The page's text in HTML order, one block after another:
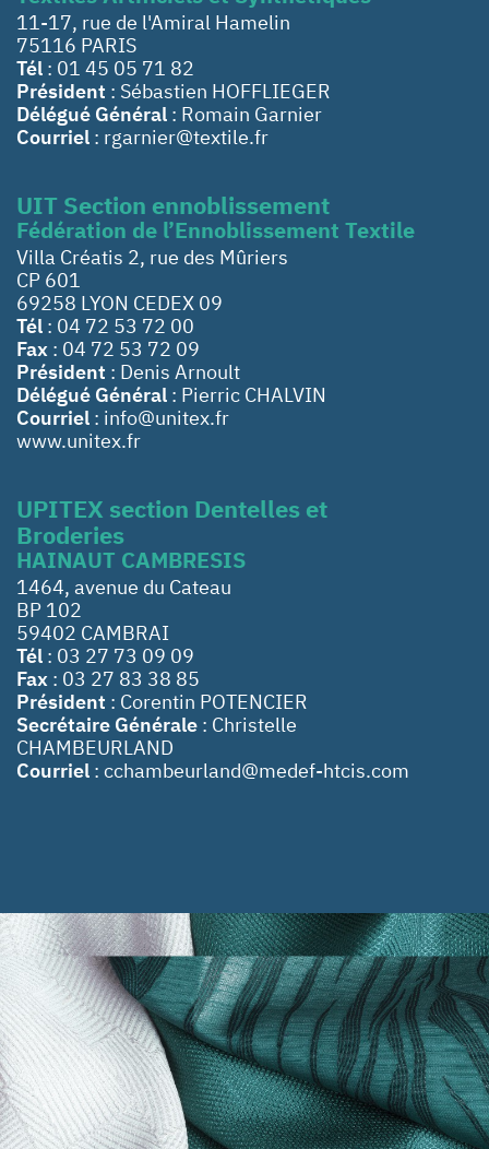
11-17, rue de l'Amiral Hamelin
75116 PARIS
Tél : 01 45 05 71 82
Président : Sébastien HOFFLIEGER
Délégué Général : Romain Garnier
Courriel : rgarnier@textile.fr
UIT Section ennoblissement
Fédération de l’Ennoblissement Textile
Villa Créatis 2, rue des Mûriers
CP 601
69258 LYON CEDEX 09
Tél : 04 72 53 72 00
Fax : 04 72 53 72 09
Président : Denis Arnoult
Délégué Général : Pierric CHALVIN
Courriel : info@unitex.fr
www.unitex.fr
UPITEX section Dentelles et
Broderies
HAINAUT CAMBRESIS
1464, avenue du Cateau
BP 102
59402 CAMBRAI
Tél : 03 27 73 09 09
Fax : 03 27 83 38 85
Président : Corentin POTENCIER
Secrétaire Générale : Christelle
CHAMBEURLAND
Courriel : cchambeurland@medef-htcis.com